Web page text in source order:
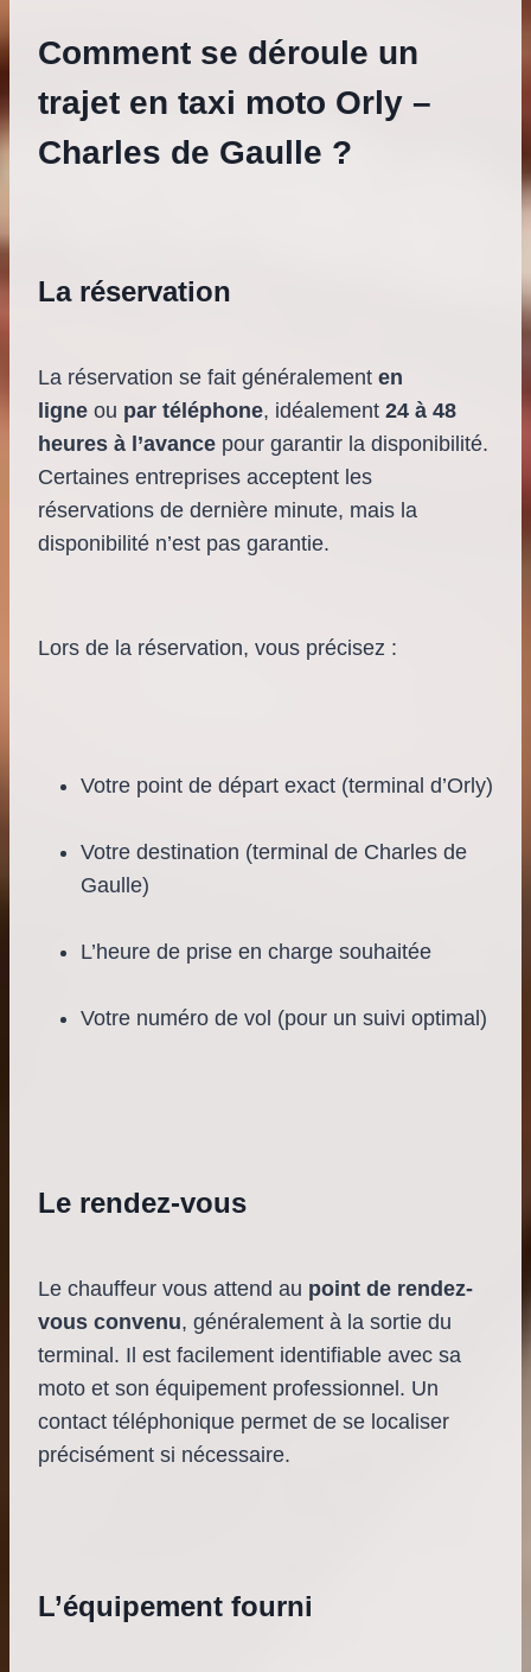
Comment se déroule un
trajet en taxi moto Orly –
Charles de Gaulle ?
La réservation
La réservation se fait généralement en
ligne ou par téléphone, idéalement 24 à 48
heures à l’avance pour garantir la disponibilité.
Certaines entreprises acceptent les
réservations de dernière minute, mais la
disponibilité n’est pas garantie.
Lors de la réservation, vous précisez :
Votre point de départ exact (terminal d’Orly)
Votre destination (terminal de Charles de
Gaulle)
L’heure de prise en charge souhaitée
Votre numéro de vol (pour un suivi optimal)
Le rendez-vous
Le chauffeur vous attend au point de rendez-
vous convenu, généralement à la sortie du
terminal. Il est facilement identifiable avec sa
moto et son équipement professionnel. Un
contact téléphonique permet de se localiser
précisément si nécessaire.
L’équipement fourni